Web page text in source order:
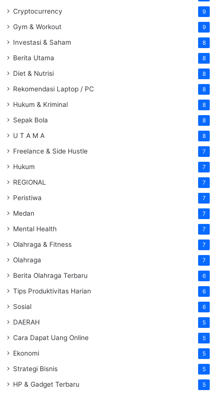
Cryptocurrency 9
Gym & Workout 9
Investasi & Saham 8
Berita Utama 8
Diet & Nutrisi 8
Rekomendasi Laptop / PC 8
Hukum & Kriminal 8
Sepak Bola 8
U T A M A 8
Freelance & Side Hustle 7
Hukum 7
REGIONAL 7
Peristiwa 7
Medan 7
Mental Health 7
Olahraga & Fitness 7
Olahraga 7
Berita Olahraga Terbaru 6
Tips Produktivitas Harian 6
Sosial 6
DAERAH 5
Cara Dapat Uang Online 5
Ekonomi 5
Strategi Bisnis 5
HP & Gadget Terbaru 5